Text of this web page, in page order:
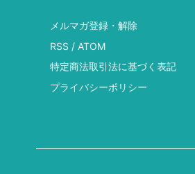
メルマガ登録・解除
RSS / ATOM
特定商法取引法に基づく表記
プライバシーポリシー